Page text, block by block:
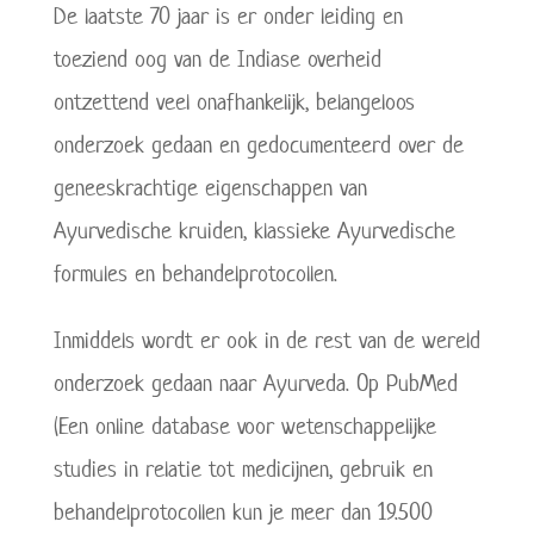
De laatste 70 jaar is er onder leiding en
toeziend oog van de Indiase overheid
ontzettend veel onafhankelijk, belangeloos
onderzoek gedaan en gedocumenteerd over de
geneeskrachtige eigenschappen van
Ayurvedische kruiden, klassieke Ayurvedische
formules en behandelprotocollen.
Inmiddels wordt er ook in de rest van de wereld
onderzoek gedaan naar Ayurveda. Op PubMed
(Een online database voor wetenschappelijke
studies in relatie tot medicijnen, gebruik en
behandelprotocollen kun je meer dan 19.500